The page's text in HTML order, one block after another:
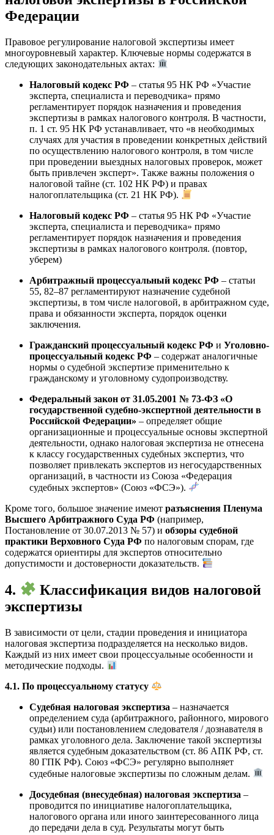
Федерации
Правовое регулирование налоговой экспертизы имеет
многоуровневый характер. Ключевые нормы содержатся в
следующих законодательных актах:
Налоговый кодекс РФ – статья 95 НК РФ «Участие
эксперта, специалиста и переводчика» прямо
регламентирует порядок назначения и проведения
экспертизы в рамках налогового контроля. В частности,
п. 1 ст. 95 НК РФ устанавливает, что «в необходимых
случаях для участия в проведении конкретных действий
по осуществлению налогового контроля, в том числе
при проведении выездных налоговых проверок, может
быть привлечен эксперт». Также важны положения о
налоговой тайне (ст. 102 НК РФ) и правах
налогоплательщика (ст. 21 НК РФ).
Налоговый кодекс РФ – статья 95 НК РФ «Участие
эксперта, специалиста и переводчика» прямо
регламентирует порядок назначения и проведения
экспертизы в рамках налогового контроля. (повтор,
уберем)
Арбитражный процессуальный кодекс РФ – статьи
55, 82–87 регламентируют назначение судебной
экспертизы, в том числе налоговой, в арбитражном суде,
права и обязанности эксперта, порядок оценки
заключения.
Гражданский процессуальный кодекс РФ и Уголовно-
процессуальный кодекс РФ – содержат аналогичные
нормы о судебной экспертизе применительно к
гражданскому и уголовному судопроизводству.
Федеральный закон от 31.05.2001 № 73-ФЗ «О
государственной судебно-экспертной деятельности в
Российской Федерации» – определяет общие
организационные и процессуальные основы экспертной
деятельности, однако налоговая экспертиза не отнесена
к классу государственных судебных экспертиз, что
позволяет привлекать экспертов из негосударственных
организаций, в частности из Союза «Федерация
судебных экспертов» (Союз «ФСЭ»).
Кроме того, большое значение имеют разъяснения Пленума
Высшего Арбитражного Суда РФ (например,
Постановление от 30.07.2013 № 57) и обзоры судебной
практики Верховного Суда РФ по налоговым спорам, где
содержатся ориентиры для экспертов относительно
допустимости и достоверности доказательств.
4.
Классификация видов налоговой
экспертизы
В зависимости от цели, стадии проведения и инициатора
налоговая экспертиза подразделяется на несколько видов.
Каждый из них имеет свои процессуальные особенности и
методические подходы.
4.1. По процессуальному статусу
Судебная налоговая экспертиза – назначается
определением суда (арбитражного, районного, мирового
судьи) или постановлением следователя / дознавателя в
рамках уголовного дела. Заключение такой экспертизы
является судебным доказательством (ст. 86 АПК РФ, ст.
80 ГПК РФ). Союз «ФСЭ» регулярно выполняет
судебные налоговые экспертизы по сложным делам.
Досудебная (внесудебная) налоговая экспертиза –
проводится по инициативе налогоплательщика,
налогового органа или иного заинтересованного лица
до передачи дела в суд. Результаты могут быть